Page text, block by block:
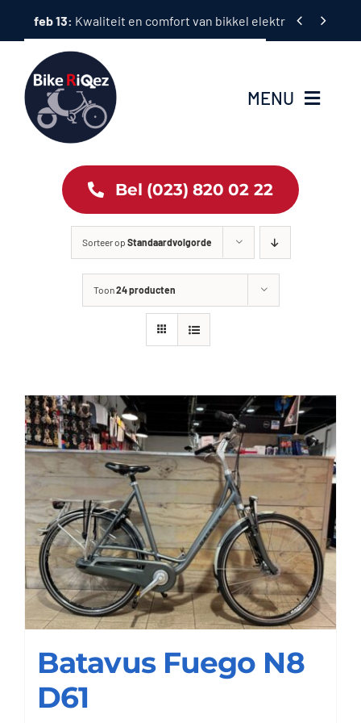
naar
inhoud
feb 13: Kwaliteit en comfort van bikkel elektrische fietsen
 
MENU
Tweewielers
Accessoires
Contact
Bel (023) 820 02 22
Sorteer op Standaardvolgorde
Toon24 producten
Batavus Fuego N8
D61